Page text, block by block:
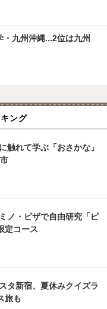
九州沖縄...2位は九州
ング
触れて学ぶ「おさかな」
ノ・ピザで自由研究「ピ
定コース
タ新宿、夏休みクイズラ
旅も